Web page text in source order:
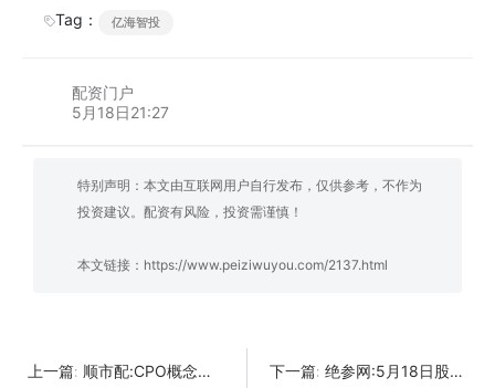
Tag： 亿海智投
配资门户
5月18日21:27
特别声明：本文由互联网用户自行发布，仅供参考，不作为
投资建议。配资有风险，投资需谨慎！
本文链接： https://www.peiziwuyou.com/2137.html
上一篇: 顺市配:CPO概念股排行榜|CPO板块走强，关注这些股票 下一篇: 绝参网:5月18日股市点评之终于等到你